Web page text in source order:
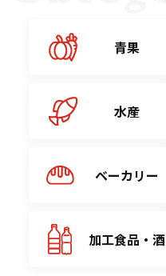
青果
水産
ベーカリー
加工食品・酒